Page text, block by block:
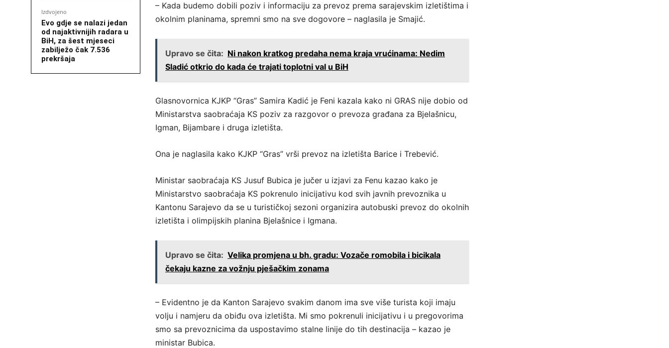
Izdvojeno
Evo gdje se nalazi jedan
od najaktivnijih radara u
BiH, za šest mjeseci
zabilježo čak 7.536
prekršaja
– Kada budemo dobili poziv i informaciju za prevoz prema sarajevskim izletištima i
okolnim planinama, spremni smo na sve dogovore – naglasila je Smajić.
Upravo se čita: Ni nakon kratkog predaha nema kraja vrućinama: Nedim
Sladić otkrio do kada će trajati toplotni val u BiH
Glasnovornica KJKP “Gras” Samira Kadić je Feni kazala kako ni GRAS nije dobio od
Ministarstva saobraćaja KS poziv za razgovor o prevoza građana za Bjelašnicu,
Igman, Bijambare i druga izletišta.
Ona je naglasila kako KJKP “Gras” vrši prevoz na izletišta Barice i Trebević.
Ministar saobraćaja KS Jusuf Bubica je jučer u izjavi za Fenu kazao kako je
Ministarstvo saobraćaja KS pokrenulo inicijativu kod svih javnih prevoznika u
Kantonu Sarajevo da se u turističkoj sezoni organizira autobuski prevoz do okolnih
izletišta i olimpijskih planina Bjelašnice i Igmana.
Upravo se čita: Velika promjena u bh. gradu: Vozače romobila i bicikala
čekaju kazne za vožnju pješačkim zonama
– Evidentno je da Kanton Sarajevo svakim danom ima sve više turista koji imaju
volju i namjeru da obiđu ova izletišta. Mi smo pokrenuli inicijativu i u pregovorima
smo sa prevoznicima da uspostavimo stalne linije do tih destinacija – kazao je
ministar Bubica.